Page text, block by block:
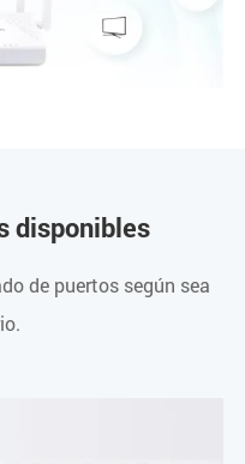
disponibles
de puertos según sea